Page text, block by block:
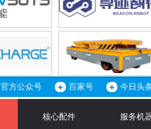
官方公众号 百家号 今日头
核心配件 服务机